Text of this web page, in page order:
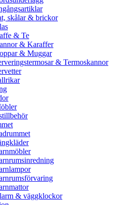
skålar & brickor
& Te
& Karaffer
& Muggar
& Termoskannor
& väggklockor